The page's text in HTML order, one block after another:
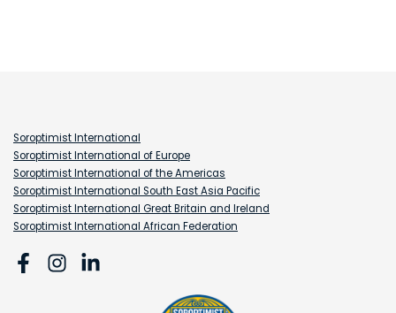
Soroptimist International
Soroptimist International of Europe
Soroptimist International of the Americas
Soroptimist International South East Asia Pacific
Soroptimist International Great Britain and Ireland
Soroptimist International African Federation